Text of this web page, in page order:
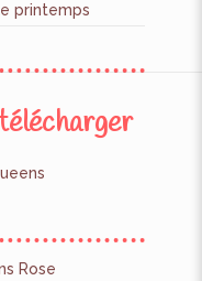
printemps
Rose